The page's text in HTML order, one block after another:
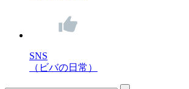
SNS
（ビバの日常）